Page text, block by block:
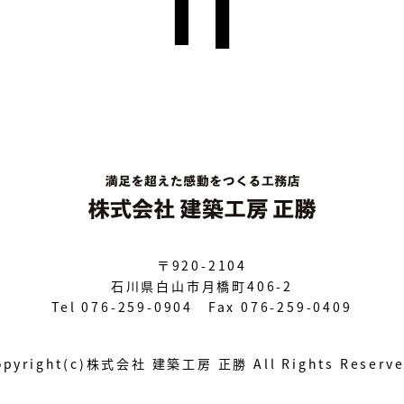
〒920-2104
石川県白山市月橋町406-2
Tel 076-259-0904 Fax 076-259-0409
株式会社 建築工房 正勝 All Rights